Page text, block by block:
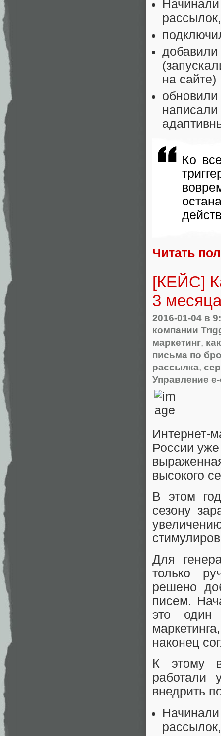
рассылок,
добавили
на сайте)
обновили
Ко
Читать
[КЕЙС]
3
2016-01-04 в
компании
маркетинг,
письма по
рассылка,
Управление
Интернет-
России
высокого
В этом
сезону
Для
только
решено
писем.
это один
наконец
К этому
работали
внедрить
рассылок,